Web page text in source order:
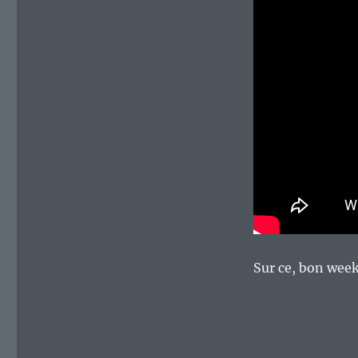
Sur ce, bon